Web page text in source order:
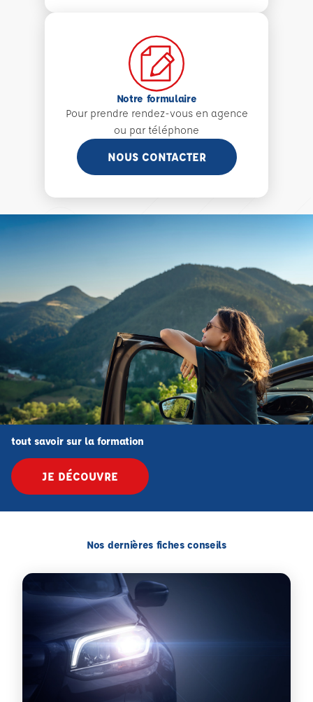
Notre formulaire
Pour prendre rendez-vous en agence
ou par téléphone
NOUS CONTACTER
tout savoir sur la formation
JE DÉCOUVRE
Nos dernières fiches conseils